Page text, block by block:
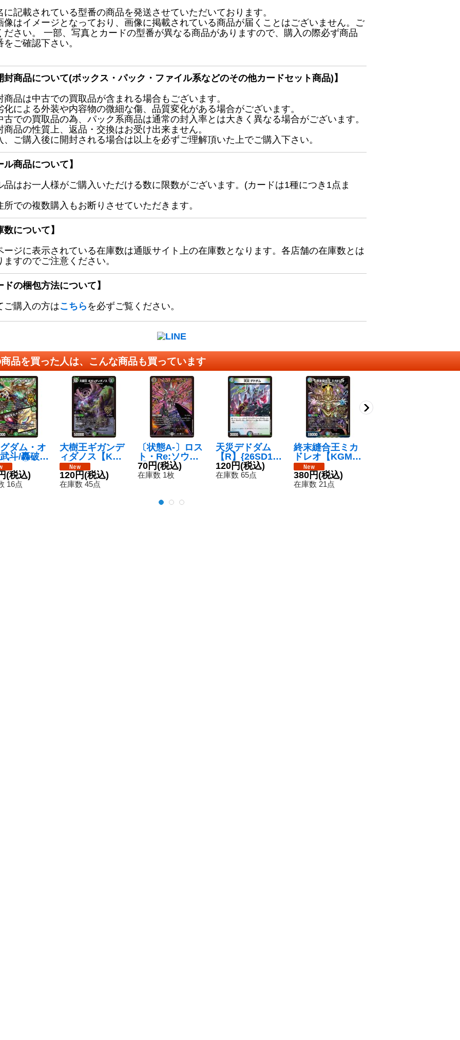
に記載されている型番の商品を発送させていただいております。
像はイメージとなっており、画像に掲載されている商品が届くことはございません。ご
ださい。 一部、写真とカードの型番が異なる商品がありますので、購入の際必ず商品
をご確認下さい。
封商品について(ボックス・パック・ファイル系などのその他カードセット商品)】
商品は中古での買取品が含まれる場合もございます。
化による外装や内容物の微細な傷、品質変化がある場合がございます。
古での買取品の為、パック系商品は通常の封入率とは大きく異なる場合がございます。
商品の性質上、返品・交換はお受け出来ません。
、ご購入後に開封される場合は以上を必ずご理解頂いた上でご購入下さい。
ル商品について】
品はお一人様がご購入いただける数に限数がございます。(カードは1種につき1点ま
所での複数購入もお断りさせていただきます。
数について】
ージに表示されている在庫数は通販サイト上の在庫数となります。各店舗の在庫数とは
ますのでご注意ください。
ドの梱包方法について】
ご購入の方はこちら を必ずご覧ください。
品を買った人は、こんな商品も買っています
ダム・オ
斗/轟破天
語【MA
然》
(税込)
16点
大樹王ギガンデ
ィダノス【KG
M】{26SD1X4/1
3}《多》
120円(税込)
在庫数 45点
〔状態A-〕ロス
ト・Re:ソウル
【R】{23BD11
0/18}《闇》
70円(税込)
在庫数 1枚
天災デドダム
【R】{26SD1A
13/16}《多》
120円(税込)
在庫数 65点
終末縫合王ミカ
ドレオ【KGM】
{26SD1T3/13}
《多》
380円(税込)
在庫数 21点